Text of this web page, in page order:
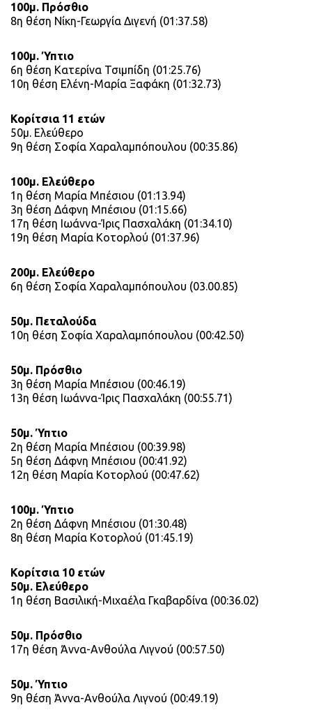
100μ. Πρόσθιο
8η θέση Νίκη-Γεωργία Διγενή (01:37.58)
100μ. Ύπτιο
6η θέση Κατερίνα Τσιμπίδη (01:25.76)
10η θέση Ελένη-Μαρία Ξαφάκη (01:32.73)
Κορίτσια 11 ετών
50μ. Ελεύθερο
9η θέση Σοφία Χαραλαμπόπουλου (00:35.86)
100μ. Ελεύθερο
1η θέση Μαρία Μπέσιου (01:13.94)
3η θέση Δάφνη Μπέσιου (01:15.66)
17η θέση Ιωάννα-Ίρις Πασχαλάκη (01:34.10)
19η θέση Μαρία Κοτορλού (01:37.96)
200μ. Ελεύθερο
6η θέση Σοφία Χαραλαμπόπουλου (03.00.85)
50μ. Πεταλούδα
10η θέση Σοφία Χαραλαμπόπουλου (00:42.50)
50μ. Πρόσθιο
3η θέση Μαρία Μπέσιου (00:46.19)
13η θέση Ιωάννα-Ίρις Πασχαλάκη (00:55.71)
50μ. Ύπτιο
2η θέση Μαρία Μπέσιου (00:39.98)
5η θέση Δάφνη Μπέσιου (00:41.92)
12η θέση Μαρία Κοτορλού (00:47.62)
100μ. Ύπτιο
2η θέση Δάφνη Μπέσιου (01:30.48)
8η θέση Μαρία Κοτορλού (01:45.19)
Κορίτσια 10 ετών
50μ. Ελεύθερο
1η θέση Βασιλική-Μιχαέλα Γκαβαρδίνα (00:36.02)
50μ. Πρόσθιο
17η θέση Άννα-Ανθούλα Λιγνού (00:57.50)
50μ. Ύπτιο
9η θέση Άννα-Ανθούλα Λιγνού (00:49.19)